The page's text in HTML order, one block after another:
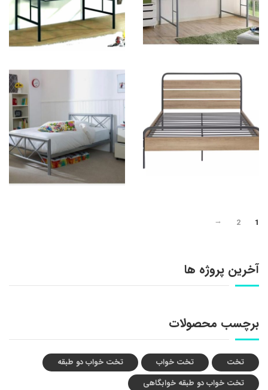
1
2
←
آخرین پروژه ها
برچسب محصولات
تخت تخت خواب
تخت خواب دو طبقه
تخت خواب دو طبقه خوابگاهی